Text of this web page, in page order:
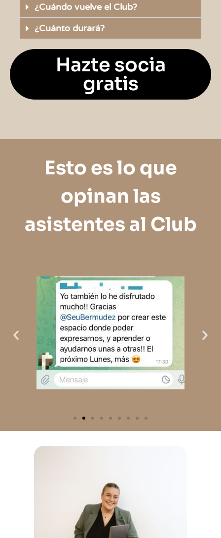
¿Cuándo vuelve el Club?
¿Cuánto durará?
Hazte socia
gratis
Esto es lo que
opinan las
asistentes al Club